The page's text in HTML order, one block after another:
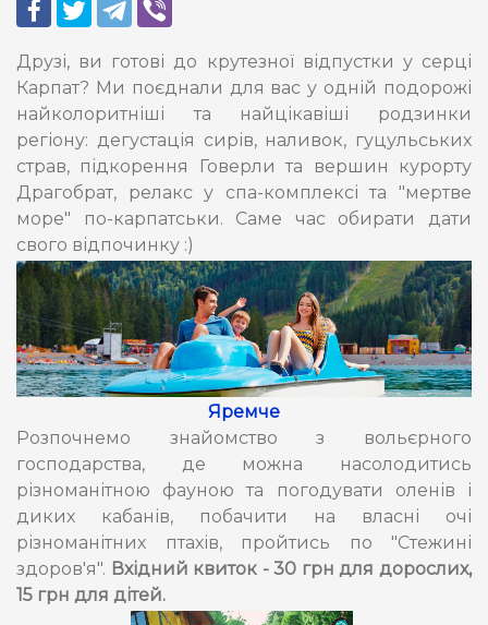
Друзі, ви готові до крутезної відпустки у серці
Карпат? Ми поєднали для вас у одній подорожі
найколоритніші та найцікавіші родзинки
регіону: дегустація сирів, наливок, гуцульських
страв, підкорення Говерли та вершин курорту
Драгобрат, релакс у спа-комплексі та "мертве
море" по-карпатськи. Саме час обирати дати
свого відпочинку :)
Яремче
Розпочнемо знайомство з вольєрного
господарства, де можна насолодитись
різноманітною фауною та погодувати оленів і
диких кабанів, побачити на власні очі
різноманітних птахів, пройтись по "Стежині
здоров'я". Вхідний квиток - 30 грн для дорослих,
15 грн для дітей.